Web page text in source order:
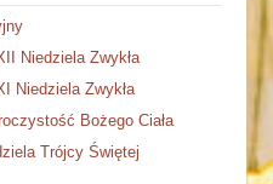
Niedziela Zwykła
Niedziela Zwykła
Bożego Ciała
Trójcy Świętej